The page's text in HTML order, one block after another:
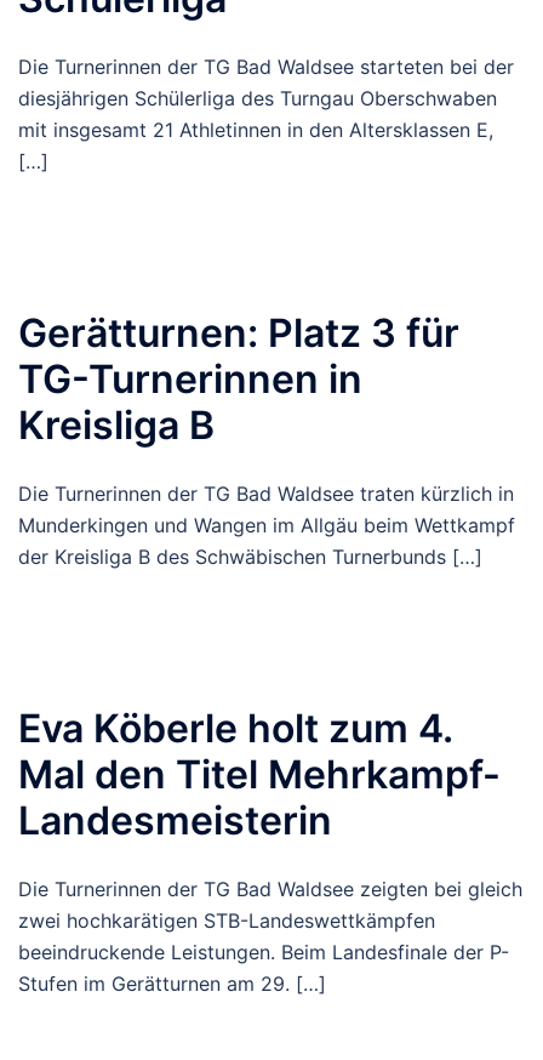
Die Turnerinnen der TG Bad Waldsee starteten bei der
diesjährigen Schülerliga des Turngau Oberschwaben
mit insgesamt 21 Athletinnen in den Altersklassen E,
[…]
Gerätturnen: Platz 3 für
TG-Turnerinnen in
Kreisliga B
Die Turnerinnen der TG Bad Waldsee traten kürzlich in
Munderkingen und Wangen im Allgäu beim Wettkampf
der Kreisliga B des Schwäbischen Turnerbunds […]
Eva Köberle holt zum 4.
Mal den Titel Mehrkampf-
Landesmeisterin
Die Turnerinnen der TG Bad Waldsee zeigten bei gleich
zwei hochkarätigen STB-Landeswettkämpfen
beeindruckende Leistungen. Beim Landesfinale der P-
Stufen im Gerätturnen am 29. […]